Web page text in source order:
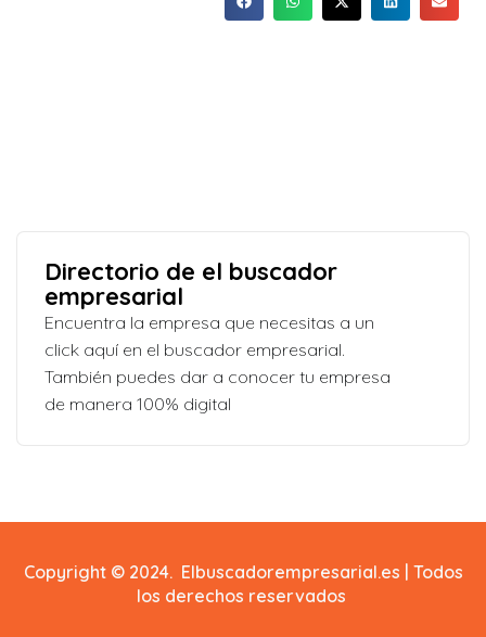
Directorio de el buscador
empresarial
Encuentra la empresa que necesitas a un
click aquí en el buscador empresarial.
También puedes dar a conocer tu empresa
de manera 100% digital
Copyright © 2024. Elbuscadorempresarial.es | Todos
los derechos reservados